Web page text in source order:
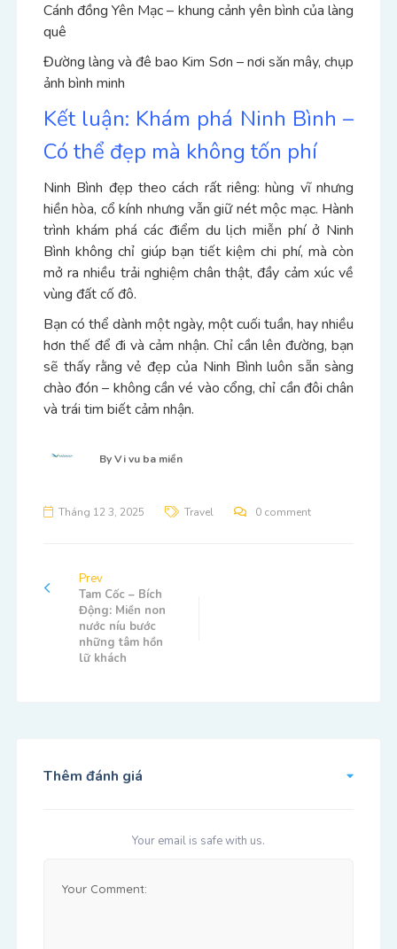
Cánh đồng Yên Mạc – khung cảnh yên bình của làng
quê
Đường làng và đê bao Kim Sơn – nơi săn mây, chụp
ảnh bình minh
Kết luận: Khám phá Ninh Bình –
Có thể đẹp mà không tốn phí
Ninh Bình đẹp theo cách rất riêng: hùng vĩ nhưng
hiền hòa, cổ kính nhưng vẫn giữ nét mộc mạc. Hành
trình khám phá các điểm du lịch miễn phí ở Ninh
Bình không chỉ giúp bạn tiết kiệm chi phí, mà còn
mở ra nhiều trải nghiệm chân thật, đầy cảm xúc về
vùng đất cố đô.
Bạn có thể dành một ngày, một cuối tuần, hay nhiều
hơn thế để đi và cảm nhận. Chỉ cần lên đường, bạn
sẽ thấy rằng vẻ đẹp của Ninh Bình luôn sẵn sàng
chào đón – không cần vé vào cổng, chỉ cần đôi chân
và trái tim biết cảm nhận.
ByVi vu ba miền
Tháng 12 3, 2025 Travel 0 comment
Prev
Tam Cốc – Bích
Động: Miền non
nước níu bước
những tâm hồn
lữ khách
Thêm đánh giá
Your email is safe with us.